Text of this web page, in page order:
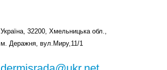
Україна, 32200, Хмельницька обл.,
м. Деражня, вул.Миру,11/1